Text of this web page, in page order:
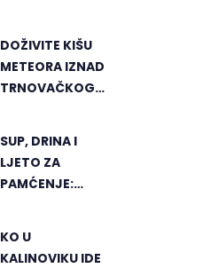
DOŽIVITE KIŠU
METEORA IZNAD
TRNOVAČKOG
SUP, DRINA I
LJETO ZA
PAMĆENJE:
VIŠEGRADA
KO U
KALINOVIKU IDE